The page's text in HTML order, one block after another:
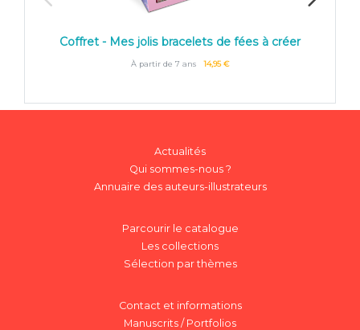
Coffret - Mes jolis bracelets de fées à créer
À partir de 7 ans 14,95 €
Actualités
Qui sommes-nous ?
Annuaire des auteurs-illustrateurs
Parcourir le catalogue
Les collections
Sélection par thèmes
Contact et informations
Manuscrits / Portfolios